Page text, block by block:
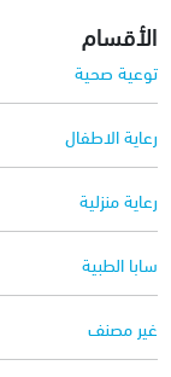
الأقسام
توعية صحية
رعاية الاطفال
رعاية منزلية
سابا الطبية
غير مصنف